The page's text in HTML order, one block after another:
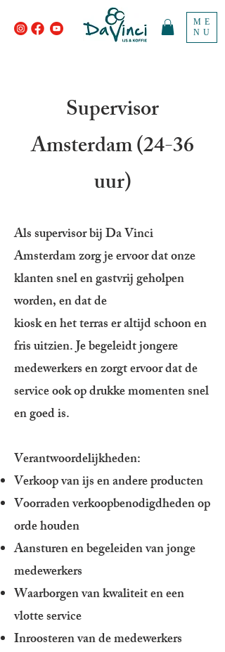
ME
NU
Supervisor
Amsterdam (24-36
uur)
Als supervisor bij Da Vinci
Amsterdam zorg je ervoor dat onze
klanten snel en gastvrij geholpen
worden, en dat de
kiosk en het terras er altijd schoon en
fris uitzien. Je begeleidt jongere
medewerkers en zorgt ervoor dat de
service ook op drukke momenten snel
en goed is.
Verantwoordelijkheden:
Verkoop van ijs en andere producten
Voorraden verkoopbenodigdheden op
orde houden
Aansturen en begeleiden van jonge
medewerkers
Waarborgen van kwaliteit en een
vlotte service​
Inroosteren van de medewerkers